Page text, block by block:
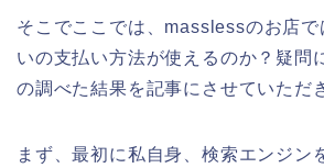
そこでここでは、masslessのお店
いの支払い方法が使えるのか？疑問
の調べた結果を記事にさせていただ
まず、最初に私自身、検索エンジン